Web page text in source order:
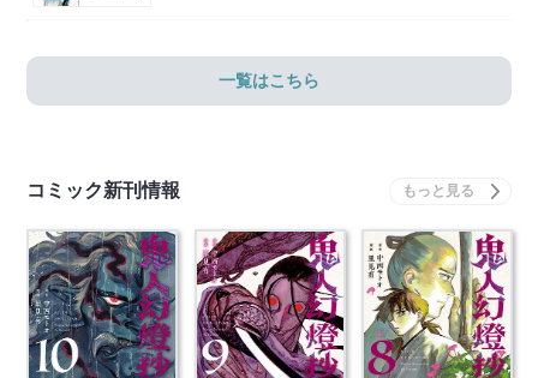
一覧はこちら
コミック新刊情報